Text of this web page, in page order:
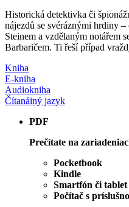
Historická detektivka či
nájezdů se svéráznými hrdiny
Steinem a vzdělaným notářem
Barbaričem. Ti řeší případ
Kniha
E-kniha
Audiokniha
Čítanáiný jazyk
PDF
Prečítate na
Pocketbook
Kindle
Smartfón či
Počítač s